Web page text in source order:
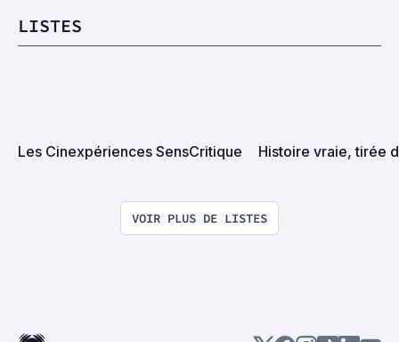
LISTES
Les Cinexpériences SensCritique Histoire vraie, tirée
VOIR PLUS DE LISTES